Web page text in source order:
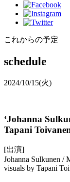
これからの予定
schedule
2024/10/15(火)
‘Johanna
Tapani
[出演]
Johanna Sulkunen /
visuals by Tapani